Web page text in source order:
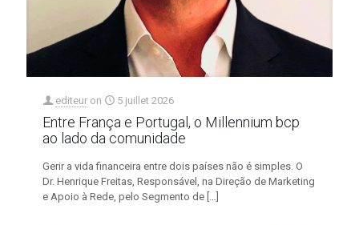
editeur on 5 juillet 2026
Entre França e Portugal, o Millennium bcp
ao lado da comunidade
Gerir a vida financeira entre dois países não é simples. O
Dr. Henrique Freitas, Responsável, na Direção de Marketing
e Apoio à Rede, pelo Segmento de […]